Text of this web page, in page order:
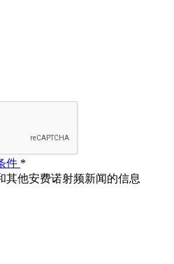
件 *
其他安费诺射频新闻的信息